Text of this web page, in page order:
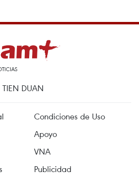
DUAN
Condiciones de Uso
Apoyo
VNA
Publicidad